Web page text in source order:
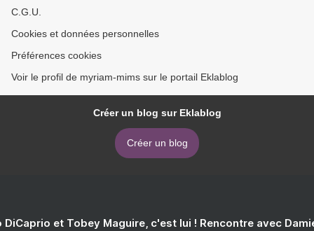
C.G.U.
Cookies et données personnelles
Préférences cookies
Voir le profil de myriam-mims sur le portail Eklablog
Créer un blog sur Eklablog
Créer un blog
DiCaprio et Tobey Maguire, c'est lui ! Rencontre avec